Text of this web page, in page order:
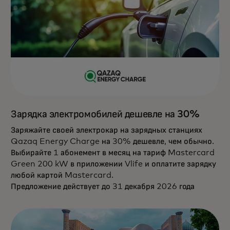
Зарядка электромобилей дешевле на 30%
Заряжайте своей электрокар на зарядных станциях
Qazaq Energy Charge на 30% дешевле, чем обычно.
Выбирайте 1 абонемент в месяц на тариф Mastercard
Green 200 kW в приложении Vlife и оплатите зарядку
любой картой Mastercard.
Предложение действует до 31 декабря 2026 года